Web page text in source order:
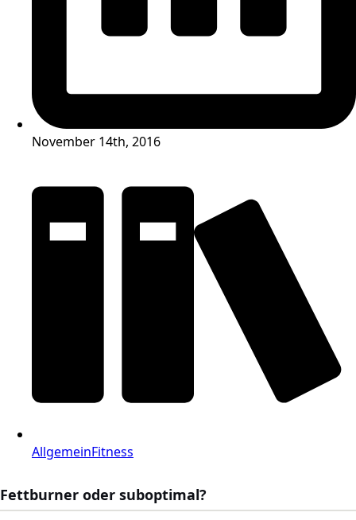
November 14th, 2016
AllgemeinFitness
Fettburner oder suboptimal?